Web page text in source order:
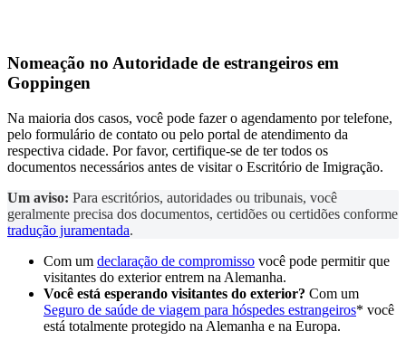
Nomeação no Autoridade de estrangeiros em
Goppingen
Na maioria dos casos, você pode fazer o agendamento por telefone,
pelo formulário de contato ou pelo portal de atendimento da
respectiva cidade. Por favor, certifique-se de ter todos os
documentos necessários antes de visitar o Escritório de Imigração.
Um aviso: Para escritórios, autoridades ou tribunais, você
geralmente precisa dos documentos, certidões ou certidões conforme
tradução juramentada.
Com um declaração de compromisso você pode permitir que
visitantes do exterior entrem na Alemanha.
Você está esperando visitantes do exterior? Com um
Seguro de saúde de viagem para hóspedes estrangeiros* você
está totalmente protegido na Alemanha e na Europa.